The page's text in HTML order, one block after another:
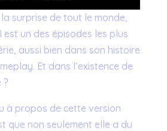
la surprise de tout le monde,
est un des épisodes les plus
aussi bien dans son histoire
Et dans l’existence de
?
à propos de cette version
que non seulement elle a du